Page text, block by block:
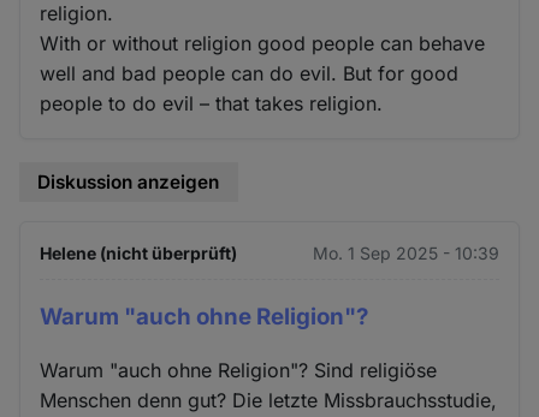
religion.
With or without religion good people can behave
well and bad people can do evil. But for good
people to do evil – that takes religion.
Diskussion anzeigen
Helene (nicht überprüft) Mo. 1 Sep 2025 - 10:39
Warum "auch ohne Religion"?
Warum "auch ohne Religion"? Sind religiöse
Menschen denn gut? Die letzte Missbrauchsstudie,